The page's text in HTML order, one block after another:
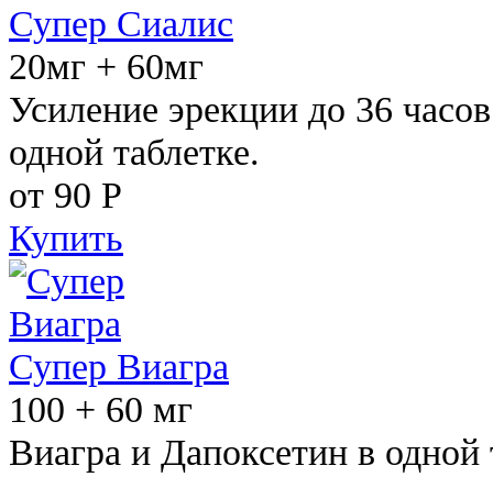
Супер Сиалис
20мг + 60мг
Усиление эрекции до 36
одной таблетке.
от 90 Р
Купить
Супер Виагра
100 + 60 мг
Виагра и Дапоксетин в одной